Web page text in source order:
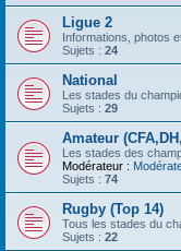
Ligue 2
Informations, photos
Sujets : 24
National
Les stades du
Sujets : 29
Amateur
Les stades des
Modérateur :
Sujets : 74
Rugby (Top 14)
Tous les stades du
Sujets : 22